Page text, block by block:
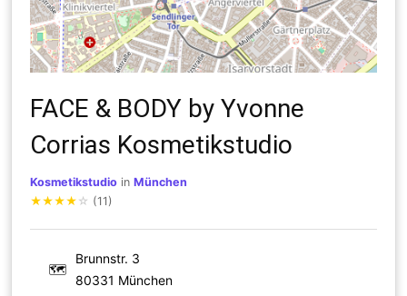
FACE & BODY by Yvonne
Corrias Kosmetikstudio
Kosmetikstudio inMünchen
★★★★ ☆ (11)
🗺
Brunnstr. 3
80331 München